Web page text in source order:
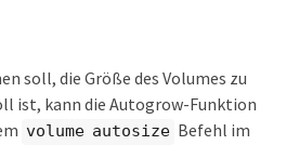
soll, die Größe des Volumes zu
ist, kann die Autogrow-Funktion
volume autosize Befehl im